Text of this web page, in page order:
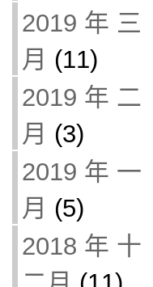
2019 年 三
月 (11)
2019 年 二
月 (3)
2019 年 一
月 (5)
2018 年 十